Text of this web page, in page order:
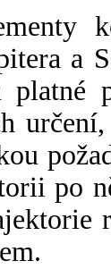
a
platné
po